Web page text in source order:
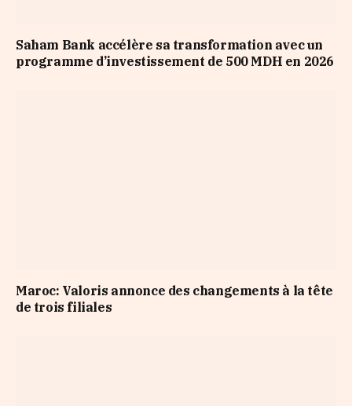
Saham Bank accélère sa transformation avec un
programme d’investissement de 500 MDH en 2026
Maroc: Valoris annonce des changements à la tête
de trois filiales